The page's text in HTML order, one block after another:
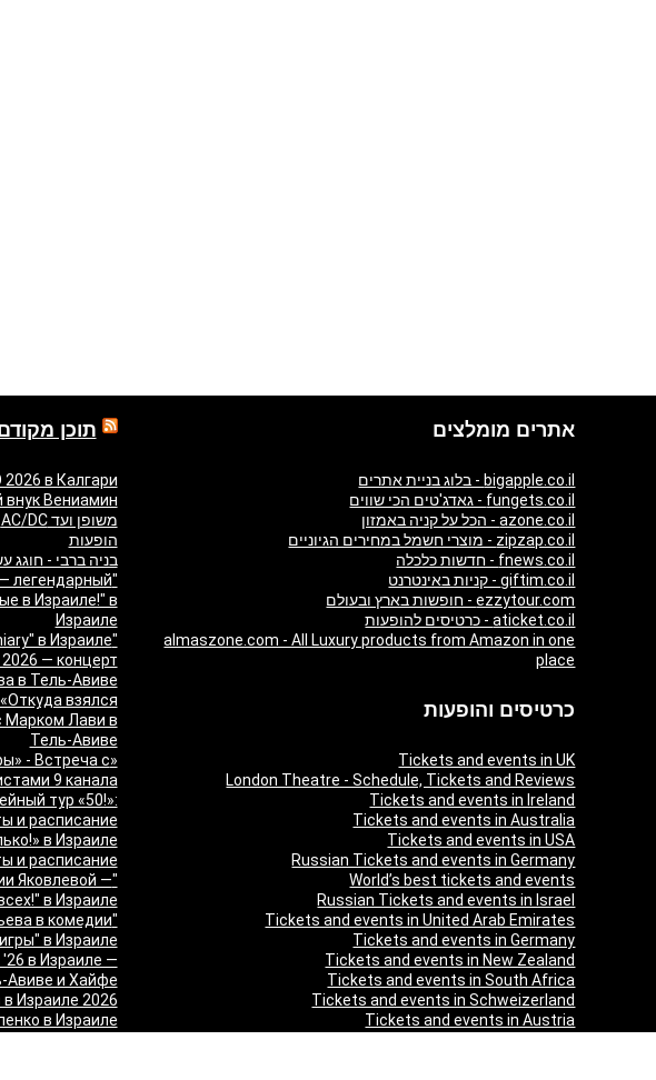
אתרים מומלצים
bigapple.co.il - בלוג בניית אתרים
fungets.co.il - גאדג'טים הכי שווים
azone.co.il - הכל על קניה באמזון
zipzap.co.il - מוצרי חשמל במחירים הגיוניים
fnews.co.il - חדשות כלכלה
giftim.co.il - קניות באינטרנט
ezzytour.com - חופשות בארץ ובעולם
aticket.co.il - כרטיסים להופעות
almaszone.com - All Luxury products from Amazon in one
place
כרטיסים והופעות
Tickets and events in UK
London Theatre - Schedule, Tickets and Reviews
Tickets and events in Ireland
Tickets and events in Australia
Tickets and events in USA
Russian Tickets and events in Germany
World’s best tickets and events
Russian Tickets and events in Israel
Tickets and events in United Arab Emirates
Tickets and events in Germany
Tickets and events in New Zealand
Tickets and events in South Africa
Tickets and events in Schweizerland
Tickets and events in Austria
תוכן
2026 в Калгари
внук Вениамин
הופעות
בניה ברבי - חוגג עשור על הבמות!
легендарный
в Израиле!" в
Израиле
"Песняры — Pesniary" в Израиле
— концерт
в Тель-Авиве
взялся
Марком Лави в
Тель-Авиве
- Встреча с
9 канала
тур «50!»:
и расписание
в Израиле
и расписание
Яковлевой —
в Израиле
в комедии
в Израиле
'26 в Израиле —
Авиве и Хайфе
Израиле 2026
в Израиле